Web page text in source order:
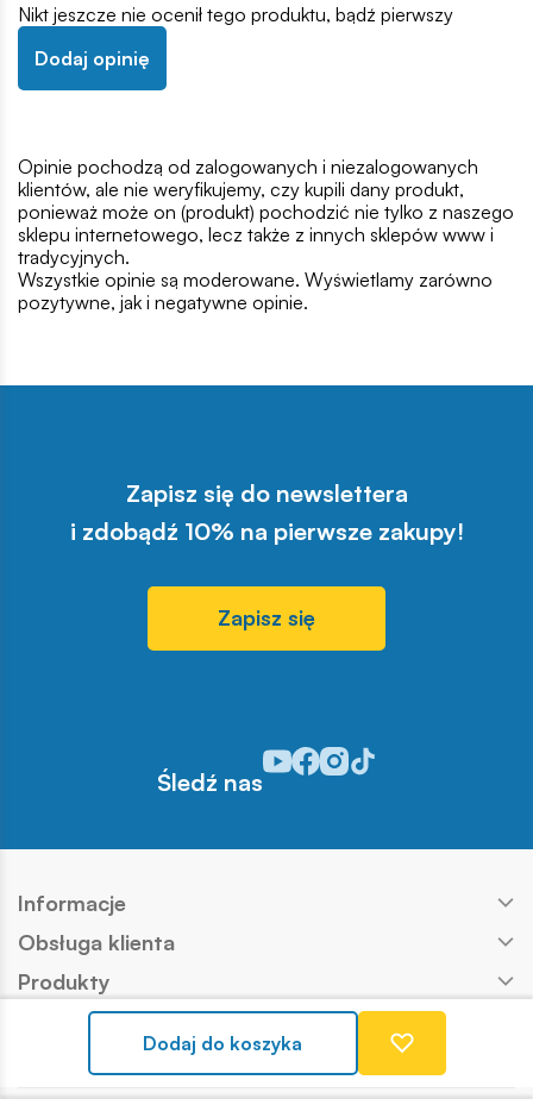
Dodaj do koszyka
Nikt jeszcze nie ocenił tego produktu, bądź pierwszy
Dodaj opinię
Opinie pochodzą od zalogowanych i niezalogowanych
klientów, ale nie weryfikujemy, czy kupili dany produkt,
ponieważ może on (produkt) pochodzić nie tylko z naszego
sklepu internetowego, lecz także z innych sklepów www i
tradycyjnych.
Wszystkie opinie są moderowane. Wyświetlamy zarówno
pozytywne, jak i negatywne opinie.
Zapisz się do newslettera
i zdobądź 10% na pierwsze zakupy!
Zapisz się
Śledź nas
Odwiedź nasz profil w serwisie
Odwiedź nasz profil w
Odwiedź nasz profil w
Odwiedź nasz profil w
Informacje
Obsługa klienta
Produkty
Kontakt